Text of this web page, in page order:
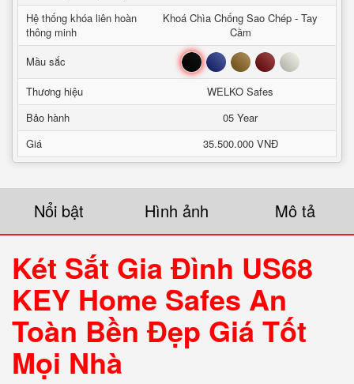
Hệ thống khóa liên hoàn
thông minh
Khoá Chìa Chống Sao Chép - Tay
Cầm
Mầu sắc
Đen Xanh Nâu Đỏ Trắng
Thương hiệu
WELKO Safes
Bảo hành
05 Year
Giá
35.500.000 VNĐ
Nổi bật Hình ảnh Mô tả
Két Sắt Gia Đình US68
KEY Home Safes An
Toàn Bền Đẹp Giá Tốt
Mọi Nhà